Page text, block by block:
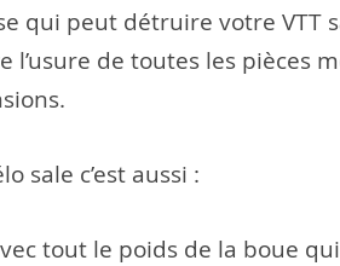
qui peut détruire votre VTT
l’usure de toutes les pièces
sale c’est aussi :
tout le poids de la boue